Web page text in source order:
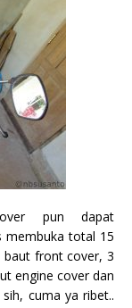
pun dapat
membuka total 15
front cover, 3
engine cover dan
cuma ya ribet..